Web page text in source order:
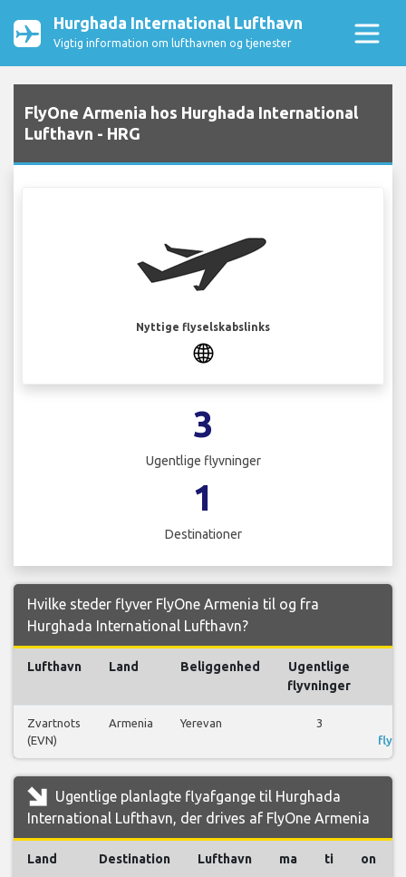
Hurghada International Lufthavn
Vigtig information om lufthavnen og tjenester
FlyOne Armenia hos Hurghada International
Lufthavn - HRG
Nyttige flyselskabslinks
3
Ugentlige flyvninger
1
Destinationer
Hvilke steder flyver FlyOne Armenia til og fra
Hurghada International Lufthavn?
Lufthavn Land Beliggenhed
Ugentlige
flyvninger
Zvartnots
(EVN)
Armenia Yerevan 3
Ugentlige planlagte flyafgange til Hurghada
International Lufthavn, der drives af FlyOne Armenia
Land Destination Lufthavn ma ti on